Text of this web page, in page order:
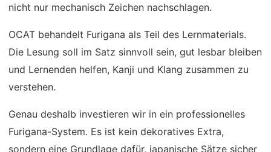
nicht nur mechanisch Zeichen nachschlagen.
OCAT behandelt Furigana als Teil des Lernmaterials.
Die Lesung soll im Satz sinnvoll sein, gut lesbar bleiben
und Lernenden helfen, Kanji und Klang zusammen zu
verstehen.
Genau deshalb investieren wir in ein professionelles
Furigana-System. Es ist kein dekoratives Extra,
sondern eine Grundlage dafür, japanische Sätze sicher